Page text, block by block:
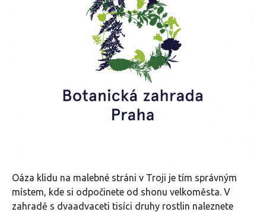
Oáza klidu na malebné stráni v Troji je tím správným
místem, kde si odpočinete od shonu velkoměsta. V
zahradě s dvaadvaceti tisíci druhy rostlin naleznete